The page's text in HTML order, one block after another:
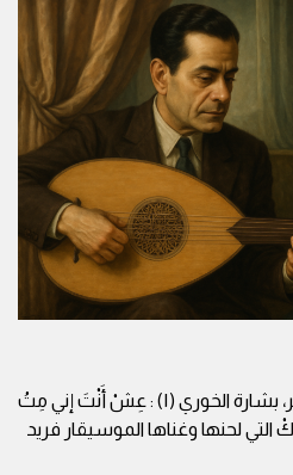
معارضة لرائعة الأخطل الصغير، بشارة الخوري (١) : عِشْ أَنْتَ إني مِتُ
لحنها وغناها الموسيقار فريد